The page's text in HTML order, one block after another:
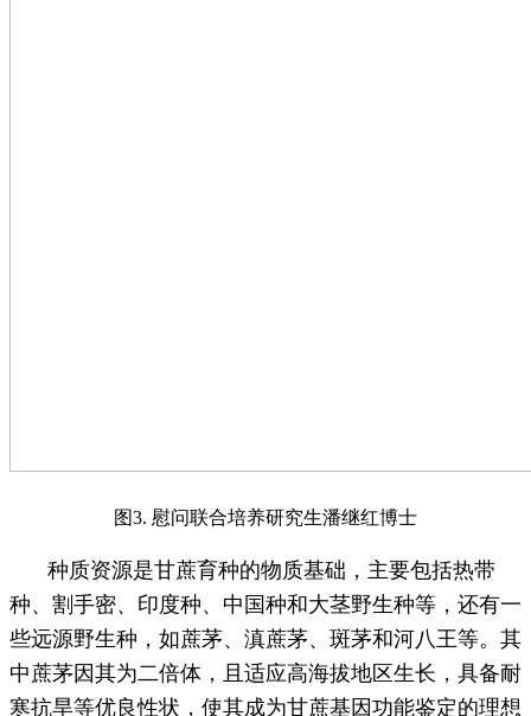
图3. 慰问联合培养研究生潘继红博士
种质资源是甘蔗育种的物质基础，主要包括热带
种、割手密、印度种、中国种和大茎野生种等，还有一
些远源野生种，如蔗茅、滇蔗茅、斑茅和河八王等。其
中蔗茅因其为二倍体，且适应高海拔地区生长，具备耐
寒抗旱等优良性状，使其成为甘蔗基因功能鉴定的理想